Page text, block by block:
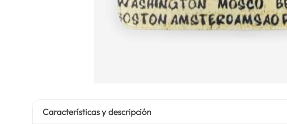
Características y descripción